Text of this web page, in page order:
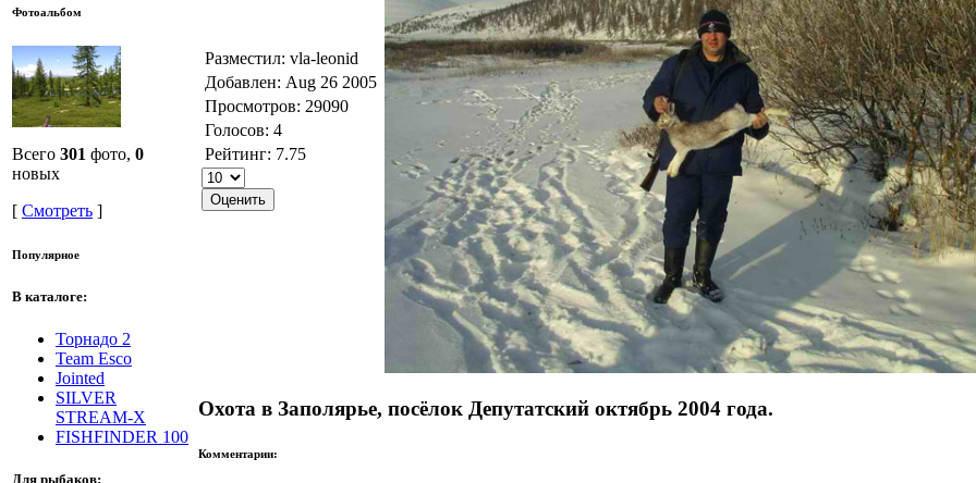
Фотоальбом
Всего 301 фото, 0
новых
[ Смотреть ]
Популярное
В каталоге:
Торнадо 2
Team Esco
Jointed
SILVER
STREAM-X
FISHFINDER 100
Для рыбаков:
Разместил: vla-leonid
Добавлен: Aug 26 2005
Просмотров: 29090
Голосов: 4
Рейтинг: 7.75
Охота в Заполярье, посёлок Депутатский октябрь 2004 года.
Комментарии: